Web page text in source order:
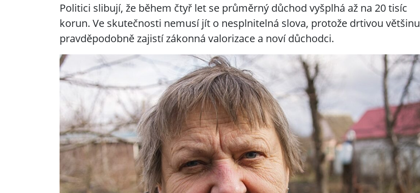
Politici slibují, že během čtyř let se průměrný důchod vyšplhá až na 20 tisíc
korun. Ve skutečnosti nemusí jít o nesplnitelná slova, protože drtivou většinu
pravděpodobně zajistí zákonná valorizace a noví důchodci.